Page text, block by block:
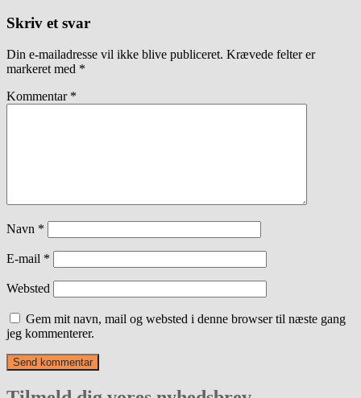
Skriv et svar
Din e-mailadresse vil ikke blive publiceret. Krævede felter er
markeret med *
Kommentar *
Navn *
E-mail *
Websted
Gem mit navn, mail og websted i denne browser til næste gang
jeg kommenterer.